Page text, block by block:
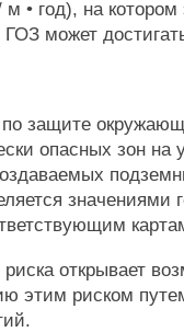
• год), на котором
может
защите
опасных зон на
значениями
открывает
этим риском